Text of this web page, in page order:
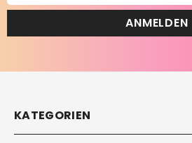
ANMELDEN
KATEGORIEN